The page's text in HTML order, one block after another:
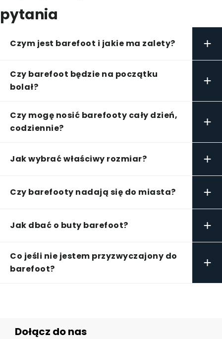
pytania
Czym jest barefoot i jakie ma zalety? +
Czy barefoot będzie na początku
bolał?
+
Czy mogę nosić barefooty cały dzień,
codziennie?
+
Jak wybrać właściwy rozmiar? +
Czy barefooty nadają się do miasta? +
Jak dbać o buty barefoot? +
Co jeśli nie jestem przyzwyczajony do
barefoot?
+
Dołącz do nas